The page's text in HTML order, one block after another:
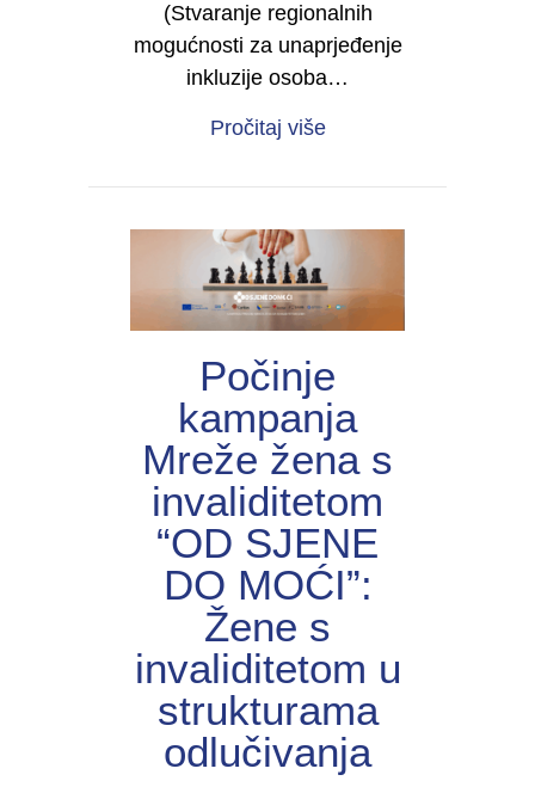
(Stvaranje regionalnih
mogućnosti za unaprjeđenje
inkluzije osoba…
Pročitaj višeabout Od vizije do
Počinje
kampanja
Mreže žena s
invaliditetom
“OD SJENE
DO MOĆI”:
Žene s
invaliditetom u
strukturama
odlučivanja